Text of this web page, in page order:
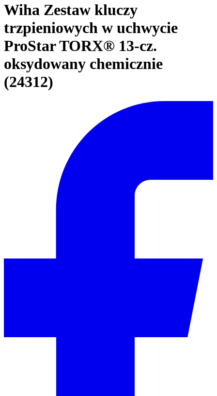
Wiha Zestaw kluczy
trzpieniowych w uchwycie
ProStar TORX® 13-cz.
oksydowany chemicznie
(24312)